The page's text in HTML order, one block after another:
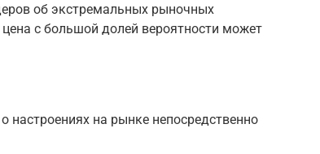
об экстремальных рыночных
цена с большой долей вероятности может
на рынке непосредственно